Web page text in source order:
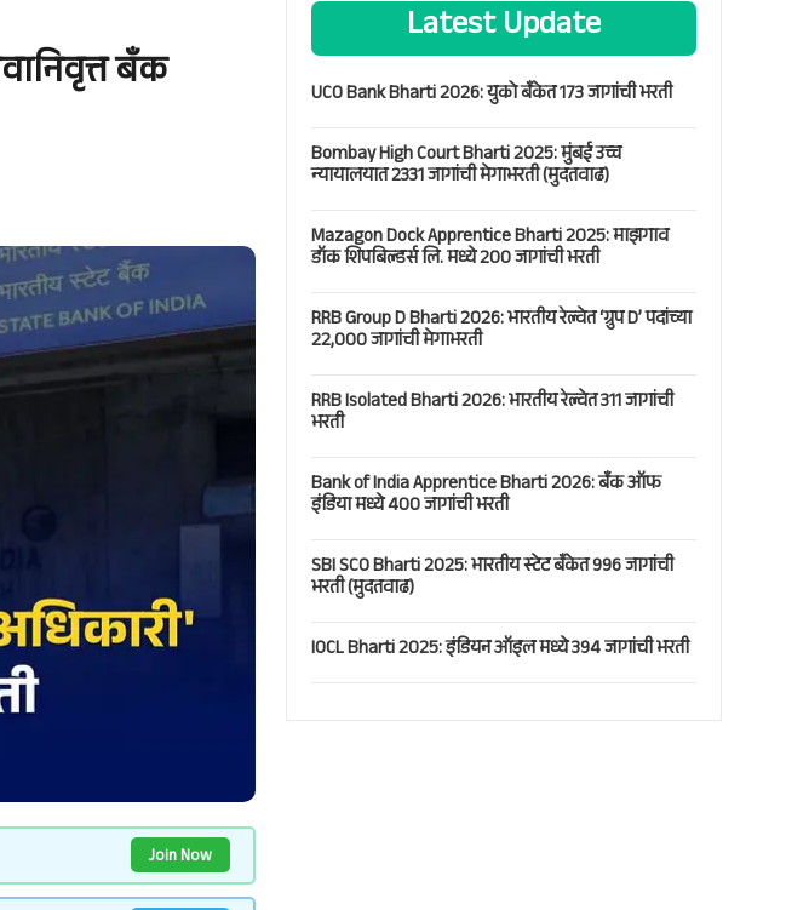
बँक
Join Now
Latest Update
UCO Bank Bharti 2026: युको बँकेत 173 जागांची भरती
Bombay High Court Bharti 2025: मुंबई उच्च
न्यायालयात 2331 जागांची मेगाभरती (मुदतवाढ)
Mazagon Dock Apprentice Bharti 2025: माझगाव
डॉक शिपबिल्डर्स लि. मध्ये 200 जागांची भरती
RRB Group D Bharti 2026: भारतीय रेल्वेत ‘ग्रुप D’ पदांच्या
22,000 जागांची मेगाभरती
RRB Isolated Bharti 2026: भारतीय रेल्वेत 311 जागांची
भरती
Bank of India Apprentice Bharti 2026: बँक ऑफ
इंडिया मध्ये 400 जागांची भरती
SBI SCO Bharti 2025: भारतीय स्टेट बँकेत 996 जागांची
भरती (मुदतवाढ)
IOCL Bharti 2025: इंडियन ऑइल मध्ये 394 जागांची भरती